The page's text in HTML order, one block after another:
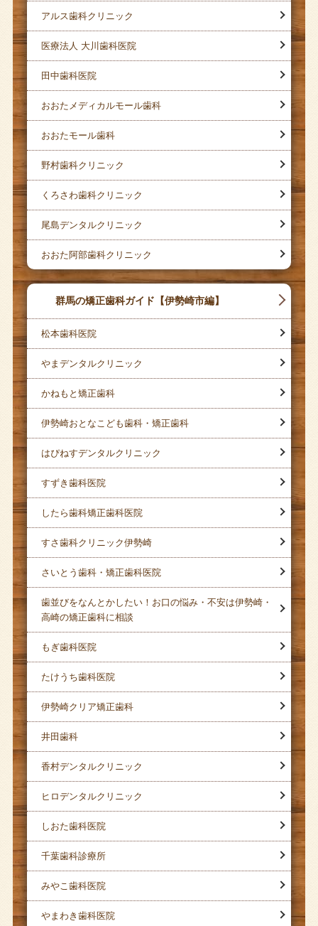
アルス歯科クリニック
医療法人 大川歯科医院
田中歯科医院
おおたメディカルモール歯科
おおたモール歯科
野村歯科クリニック
くろさわ歯科クリニック
尾島デンタルクリニック
おおた阿部歯科クリニック
群馬の矯正歯科ガイド【伊勢崎市編】
松本歯科医院
やまデンタルクリニック
かねもと矯正歯科
伊勢崎おとなこども歯科・矯正歯科
はぴねすデンタルクリニック
すずき歯科医院
したら歯科矯正歯科医院
すさ歯科クリニック伊勢崎
さいとう歯科・矯正歯科医院
歯並びをなんとかしたい！お口の悩み・不安は伊勢崎・
高崎の矯正歯科に相談
もぎ歯科医院
たけうち歯科医院
伊勢崎クリア矯正歯科
井田歯科
香村デンタルクリニック
ヒロデンタルクリニック
しおた歯科医院
千葉歯科診療所
みやこ歯科医院
やまわき歯科医院